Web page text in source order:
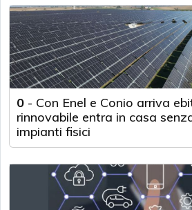
0 - Con Enel e Conio arriva
rinnovabile entra in casa
impianti fisici